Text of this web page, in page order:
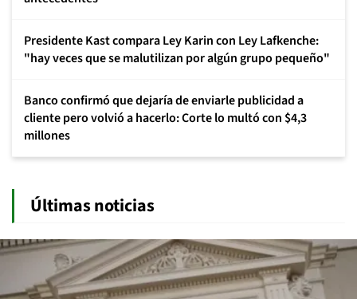
Presidente Kast compara Ley Karin con Ley Lafkenche:
"hay veces que se malutilizan por algún grupo pequeño"
Banco confirmó que dejaría de enviarle publicidad a
cliente pero volvió a hacerlo: Corte lo multó con $4,3
millones
Últimas noticias